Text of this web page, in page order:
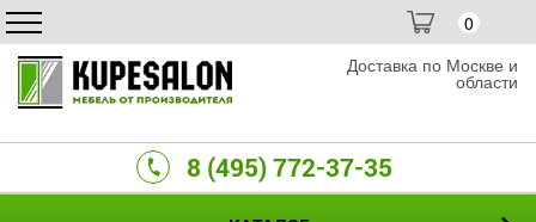
0
Доставка по Москве и
области
8 (495) 772-37-35